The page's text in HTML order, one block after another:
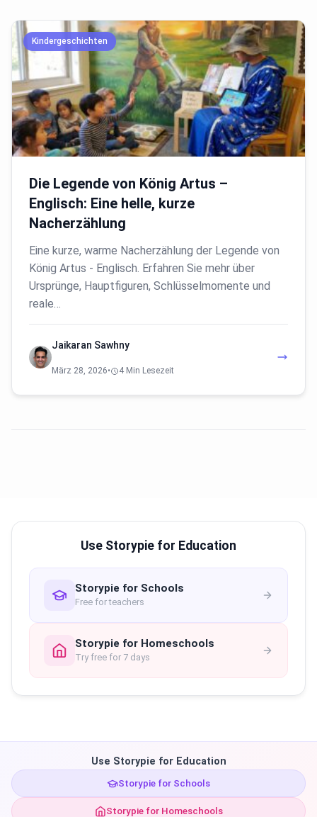
Kindergeschichten
Die Legende von König Artus –
Englisch: Eine helle, kurze
Nacherzählung
Eine kurze, warme Nacherzählung der Legende von
König Artus - Englisch. Erfahren Sie mehr über
Ursprünge, Hauptfiguren, Schlüsselmomente und
reale…
Jaikaran Sawhny
März 28, 2026• 4 Min Lesezeit
Use Storypie for Education
Storypie for Schools
Free for teachers
Storypie for Homeschools
Try free for 7 days
Use Storypie for Education
Storypie for Schools
Storypie for Homeschools